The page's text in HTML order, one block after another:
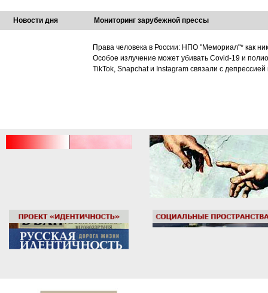
Новости дня Мониторинг зарубежной прессы
Права человека в России: НПО "Мемориал"* как
Особое излучение может убивать Covid-19 и
TikTok, Snapchat и Instagram связали с